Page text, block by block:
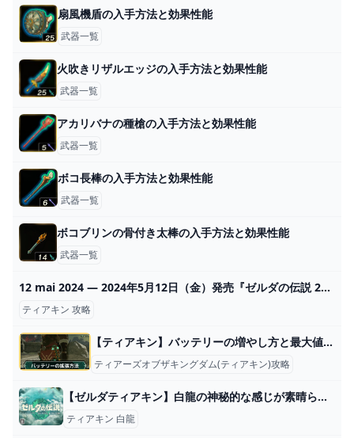
扇風機盾の入手方法と効果性能
武器一覧
火吹きリザルエッジの入手方法と効果性能
武器一覧
アカリバナの種槍の入手方法と効果性能
武器一覧
ボコ長棒の入手方法と効果性能
武器一覧
ボコブリンの骨付き太棒の入手方法と効果性能
武器一覧
12 mai 2024 — 2024年5月12日（金）発売『ゼルダの伝説 2024
ティアキン 攻略
【ティアキン】バッテリーの増やし方と最大値の上限【ゼルダの伝説ティアーズオブザキングダム】
ティアーズオブザキングダム(ティアキン)攻略
【ゼルダティアキン】白龍の神秘的な感じが素晴らしい – ゲーム攻略のかけら
ティアキン 白龍